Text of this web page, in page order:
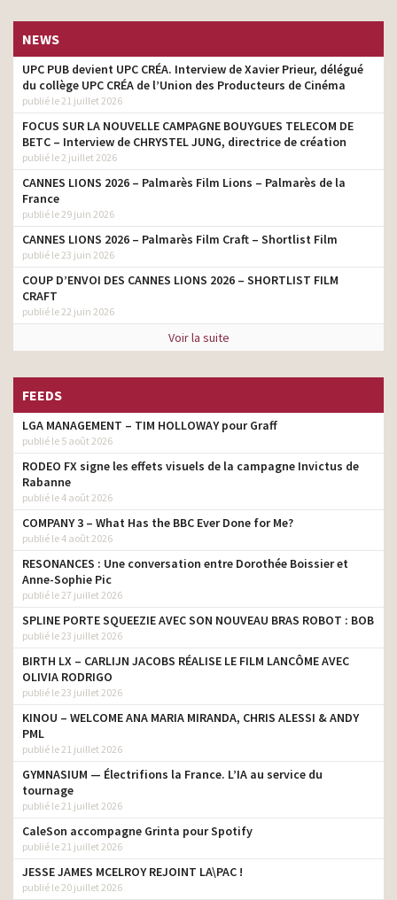
NEWS
UPC PUB devient UPC CRÉA. Interview de Xavier Prieur, délégué
du collège UPC CRÉA de l’Union des Producteurs de Cinéma
publié le 21 juillet 2026
FOCUS SUR LA NOUVELLE CAMPAGNE BOUYGUES TELECOM DE
BETC – Interview de CHRYSTEL JUNG, directrice de création
publié le 2 juillet 2026
CANNES LIONS 2026 – Palmarès Film Lions – Palmarès de la
France
publié le 29 juin 2026
CANNES LIONS 2026 – Palmarès Film Craft – Shortlist Film
publié le 23 juin 2026
COUP D’ENVOI DES CANNES LIONS 2026 – SHORTLIST FILM
CRAFT
publié le 22 juin 2026
Voir la suite
FEEDS
LGA MANAGEMENT – TIM HOLLOWAY pour Graff
publié le 5 août 2026
RODEO FX signe les effets visuels de la campagne Invictus de
Rabanne
publié le 4 août 2026
COMPANY 3 – What Has the BBC Ever Done for Me?
publié le 4 août 2026
RESONANCES : Une conversation entre Dorothée Boissier et
Anne-Sophie Pic
publié le 27 juillet 2026
SPLINE PORTE SQUEEZIE AVEC SON NOUVEAU BRAS ROBOT : BOB
publié le 23 juillet 2026
BIRTH LX – CARLIJN JACOBS RÉALISE LE FILM LANCÔME AVEC
OLIVIA RODRIGO
publié le 23 juillet 2026
KINOU – WELCOME ANA MARIA MIRANDA, CHRIS ALESSI & ANDY
PML
publié le 21 juillet 2026
GYMNASIUM — Électrifions la France. L’IA au service du
tournage
publié le 21 juillet 2026
CaleSon accompagne Grinta pour Spotify
publié le 21 juillet 2026
JESSE JAMES MCELROY REJOINT LA\PAC !
publié le 20 juillet 2026